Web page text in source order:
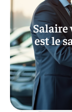
Salaire
est le